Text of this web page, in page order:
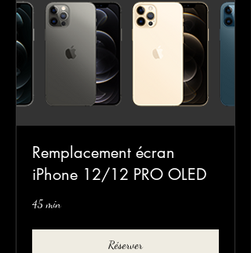
Remplacement écran
iPhone 12/12 PRO OLED
45 min
Réserver